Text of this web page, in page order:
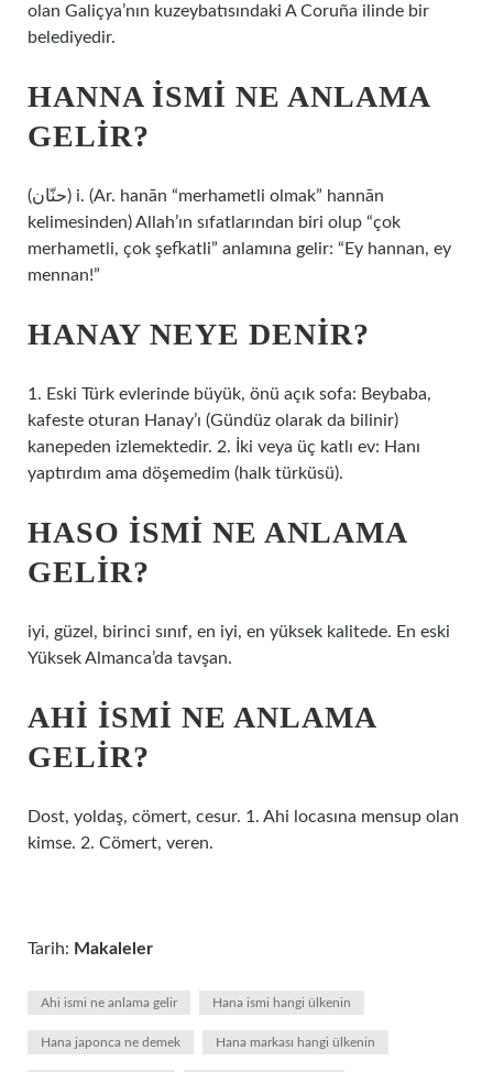
olan Galiçya’nın kuzeybatısındaki A Coruña ilinde bir
belediyedir.
HANNA ISMI NE ANLAMA
GELIR?
(ﺣﻨّﺎﻥ) i. (Ar. hanān “merhametli olmak” hannān
kelimesinden) Allah’ın sıfatlarından biri olup “çok
merhametli, çok şefkatli” anlamına gelir: “Ey hannan, ey
mennan!”
HANAY NEYE DENIR?
1. Eski Türk evlerinde büyük, önü açık sofa: Beybaba,
kafeste oturan Hanay’ı (Gündüz olarak da bilinir)
kanepeden izlemektedir. 2. İki veya üç katlı ev: Hanı
yaptırdım ama döşemedim (halk türküsü).
HASO ISMI NE ANLAMA
GELIR?
iyi, güzel, birinci sınıf, en iyi, en yüksek kalitede. En eski
Yüksek Almanca’da tavşan.
AHI ISMI NE ANLAMA
GELIR?
Dost, yoldaş, cömert, cesur. 1. Ahi locasına mensup olan
kimse. 2. Cömert, veren.
Tarih: Makaleler
Ahi ismi ne anlama gelir Hana ismi hangi ülkenin
Hana japonca ne demek Hana markası hangi ülkenin